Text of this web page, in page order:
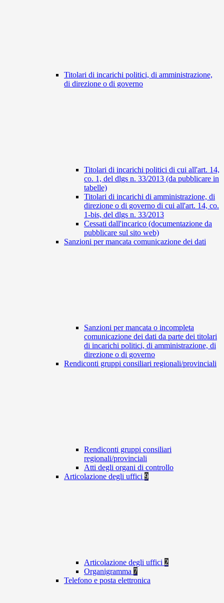
Titolari di incarichi politici, di amministrazione,
di direzione o di governo
Titolari di incarichi politici di cui all'art. 14,
co. 1, del dlgs n. 33/2013 (da pubblicare in
tabelle)
Titolari di incarichi di amministrazione, di
direzione o di governo di cui all'art. 14, co.
1-bis, del dlgs n. 33/2013
Cessati dall'incarico (documentazione da
pubblicare sul sito web)
Sanzioni per mancata comunicazione dei dati
Sanzioni per mancata o incompleta
comunicazione dei dati da parte dei titolari
di incarichi politici, di amministrazione, di
direzione o di governo
Rendiconti gruppi consiliari regionali/provinciali
Rendiconti gruppi consiliari
regionali/provinciali
Atti degli organi di controllo
Articolazione degli uffici 9
Articolazione degli uffici 2
Organigramma 7
Telefono e posta elettronica